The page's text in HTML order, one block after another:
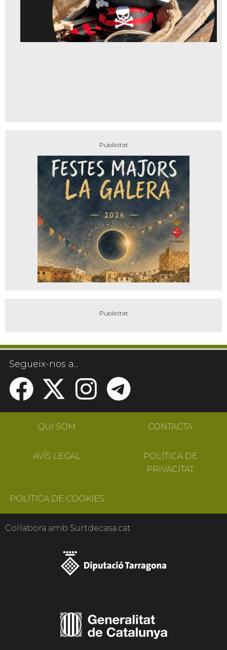
Segueix-nos a...
QUI SOM CONTACTA
AVÍS LEGAL
POLÍTICA DE
PRIVACITAT
POLÍTICA DE COOKIES
Col·labora amb Surtdecasa.cat